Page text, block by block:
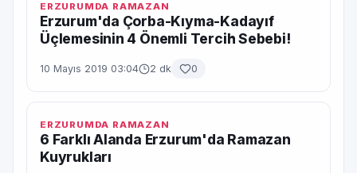
ERZURUMDA RAMAZAN
Erzurum'da Çorba-Kıyma-Kadayıf
Üçlemesinin 4 Önemli Tercih Sebebi!
10 Mayıs 2019 03:04 2 dk 0
ERZURUMDA RAMAZAN
6 Farklı Alanda Erzurum'da Ramazan
Kuyrukları